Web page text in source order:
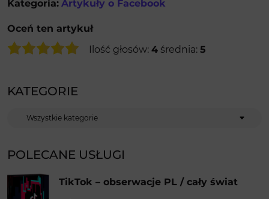
Kategoria: Artykuły o Facebook
Oceń ten artykuł
Ilość głosów: 4 średnia: 5
KATEGORIE
Kategorie
POLECANE USŁUGI
TikTok – obserwacje PL / cały świat